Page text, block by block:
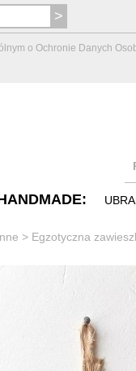
o Ochronie Danych
> Egzotyczna